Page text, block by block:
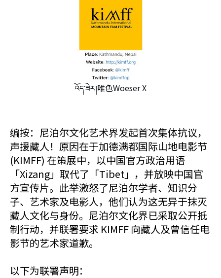
འོད་ཟེར།唯色Woeser X
编按：尼泊尔文化艺术界发起首次集体抗议，
声援藏人！原因在于加德满都国际山地电影节
(KIMFF) 在策展中，以中国官方政治用语
「Xizang」取代了「Tibet」，并放映中国官
方宣传片。此举激怒了尼泊尔学者、知识分
子、艺术家及电影人，他们认为这无异于抹灭
藏人文化与身份。尼泊尔文化界已采取公开抵
制行动，并联署要求 KIMFF 向藏人及曾信任电
影节的艺术家道歉。
以下为联署声明：